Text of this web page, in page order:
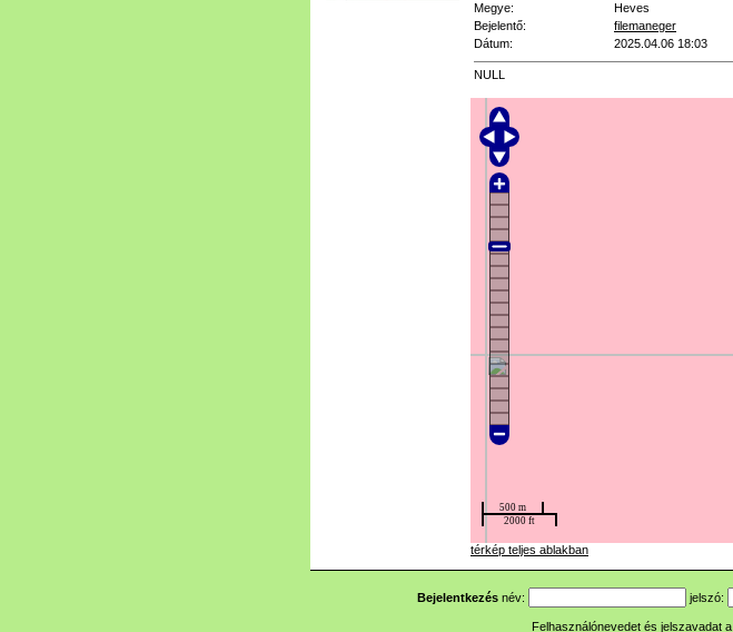
Megye:
Heves
Bejelentő:
filemaneger
Dátum:
2025.04.06 18:03
NULL
térkép teljes ablakban
Bejelentkezés név: jelszó:
Felhasználónevedet és jelszavadat a